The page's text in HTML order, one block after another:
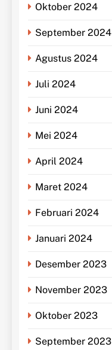
Oktober 2024
September 2024
Agustus 2024
Juli 2024
Juni 2024
Mei 2024
April 2024
Maret 2024
Februari 2024
Januari 2024
Desember 2023
November 2023
Oktober 2023
September 2023